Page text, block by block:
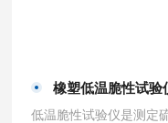
橡塑低温脆性试验
低温脆性试验仪是测定